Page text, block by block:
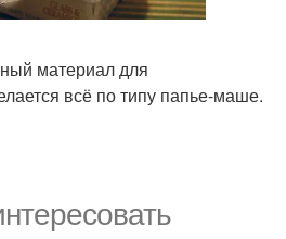
материал для
всё по типу папье-маше.